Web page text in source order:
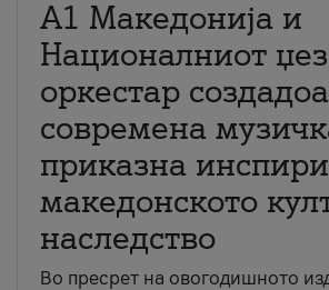
А1 Македонија и
Националниот џез
оркестар создадоа
современа
приказна
македонското
наследство
Во пресрет на овогодишното